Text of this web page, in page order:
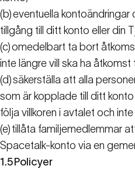
(b)eventuella kontoändringar
tillgång till ditt konto eller din
(c)omedelbart ta bort
inte längre vill ska ha
(d)säkerställa att alla
som är kopplade till ditt
följa villkoren i avtalet och
(e) tillåta familjemedlemmar
Spacetalk-konto via en
1.5 Policyer